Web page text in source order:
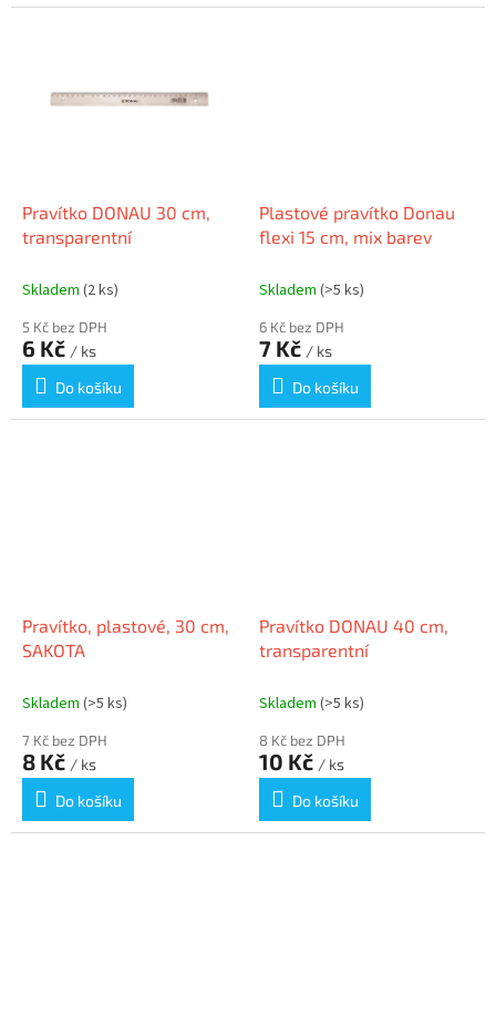
Pravítko DONAU 30 cm,
transparentní
Skladem (2 ks)
5 Kč bez DPH
6 Kč / ks
Do košíku
Plastové pravítko Donau
flexi 15 cm, mix barev
Skladem (>5 ks)
6 Kč bez DPH
7 Kč / ks
Do košíku
Pravítko, plastové, 30 cm,
SAKOTA
Skladem (>5 ks)
7 Kč bez DPH
8 Kč / ks
Do košíku
Pravítko DONAU 40 cm,
transparentní
Skladem (>5 ks)
8 Kč bez DPH
10 Kč / ks
Do košíku